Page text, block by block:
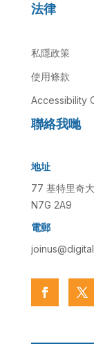
法律
私隱政策
使用條款
Accessibility
聯絡我哋
地址
77 基特里奇
N7G 2A9
電郵